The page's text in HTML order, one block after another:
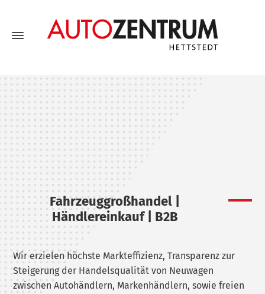
Fahrzeuggroßhandel |
Händlereinkauf | B2B
Wir erzielen höchste Markteffizienz, Transparenz zur
Steigerung der Handelsqualität von Neuwagen
zwischen Autohändlern, Markenhändlern, sowie freien